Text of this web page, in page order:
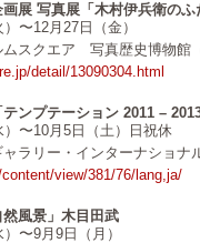
展 写真展「木村伊兵衛の
〜12月27日（金）
スクエア 写真歴史博物館
detail/13090304.html
ンプテーション 2011 – 2013
〜10月5日（土）日祝休
ラリー・インターナショナ
view/381/76/lang,ja/
然風景」木目田武
〜9月9日（月）